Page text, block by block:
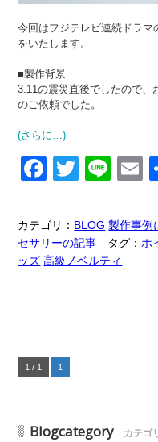
今回はフジテレビ連続ドラマ
をいたします。
■製作背景
3.11の震災直後でしたので、
のご依頼でした。
(さらに…)
F
c
e
b
k
T
tt
er
Li
e
カテゴリ： BLOG 製作事例
セサリーの記事 タグ：ホ
ッズ 高級ノベルティ
1 / 1 1
Blogcategory カテゴ